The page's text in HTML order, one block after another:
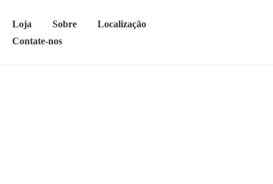
Loja Sobre
Localização
Contate-nos